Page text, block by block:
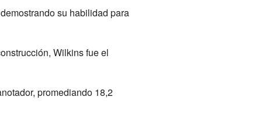
su habilidad para
Wilkins fue el
promediando 18,2